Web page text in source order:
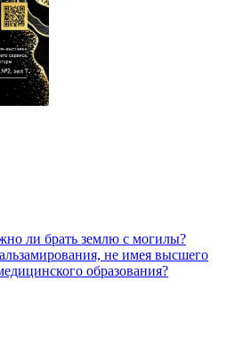
ли брать землю с могилы?
не имея высшего
образования?